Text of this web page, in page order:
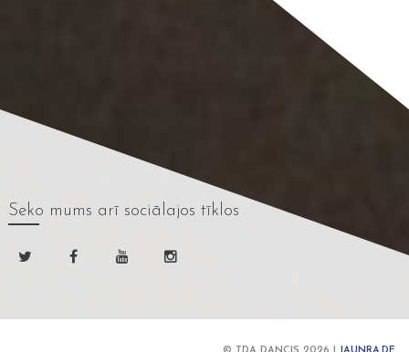
Seko mums arī sociālajos tīklos